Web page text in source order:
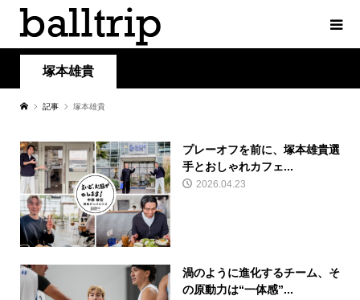
塚本雄貴
記事 塚本雄貴
プレーオフを前に、塚本雄貴選
手とおしゃれカフェ...
2026.04.23
渦のように進化するチーム、そ
の原動力は“一体感”...